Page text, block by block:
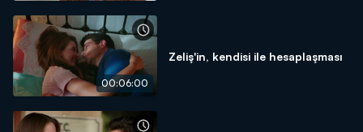
00:06:00
Zeliş'in, kendisi ile hesaplaşması